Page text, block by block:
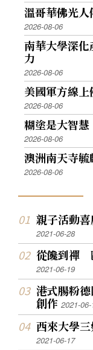
溫哥華佛光
2026-08-06
南華大學深
力
2026-08-06
美國軍方線
2026-08-06
糊塗是大智
2026-08-06
澳洲南天寺
2026-08-06
親子活動
2021-06-28
從饞到禪
2021-06-19
港式腸粉
創作2021-
西來大學
2021-06-17